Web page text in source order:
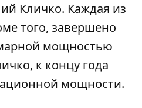
Кличко. Каждая из
того, завершено
мощностью
к концу года
мощности.